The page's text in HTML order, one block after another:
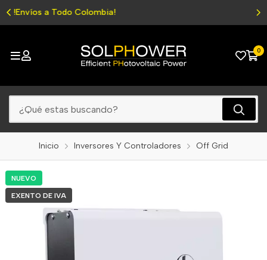
0
Inicio Inversores Y Controladores Off Grid
NUEVO
EXENTO DE IVA